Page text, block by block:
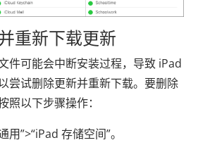
重新下载更新
件可能会中断安装过程，导致 iPad
尝试删除更新并重新下载。要删除
照以下步骤操作：
用”>“iPad 存储空间”。